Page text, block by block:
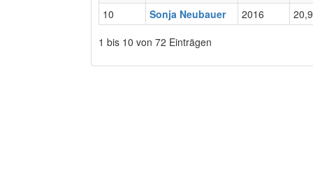
10 Sonja Neubauer 2016
1 bis 10 von 72 Einträgen